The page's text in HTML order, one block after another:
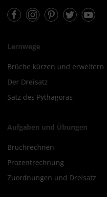
FacebookInstagramPinterestTwitterYoutube
Lernwege
Brüche kürzen und erweitern
Der Dreisatz
Satz des Pythagoras
Aufgaben und Übungen
Bruchrechnen
Prozentrechnung
Zuordnungen und Dreisatz